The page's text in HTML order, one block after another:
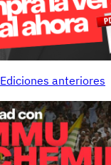
Ediciones anteriores